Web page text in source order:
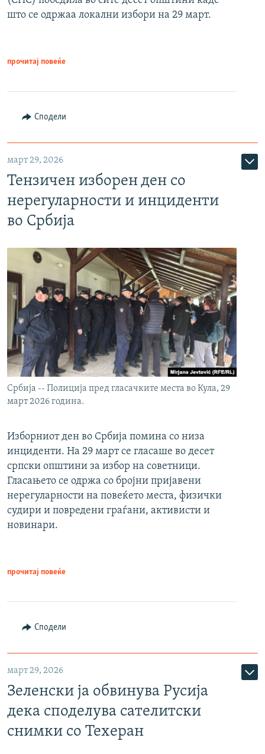
што се одржаа локални избори на 29 март.
прочитај повеќе
Сподели
март 29, 2026
Тензичен изборен ден со
нерегуларности и инциденти
во Србија
Србија -- Полиција пред гласачките места во Кула, 29
март 2026 година.
Изборниот ден во Србија помина со низа
инциденти. На 29 март се гласаше во десет
српски општини за избор на советници.
Гласањето се одржа со бројни пријавени
нерегуларности на повеќето места, физички
судири и повредени граѓани, активисти и
новинари.
прочитај повеќе
Сподели
март 29, 2026
Зеленски ја обвинува Русија
дека споделува сателитски
снимки со Техеран